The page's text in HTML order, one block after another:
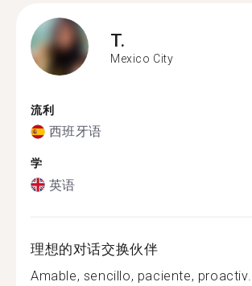
T.
Mexico City
流利
西班牙语
学
英语
理想的对话交换伙伴
Amable, sencillo, paciente, proactiv...